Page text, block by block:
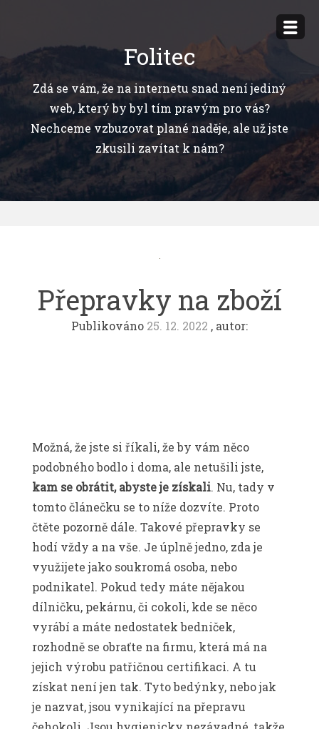
obsahu
Folitec
Zdá se vám, že na internetu snad není jediný
web, který by byl tím pravým pro vás?
Nechceme vzbuzovat plané naděje, ale už jste
zkusili zavítat k nám?
Přepravky na zboží
Publikováno 25. 12. 2022 , autor:
Možná, že jste si říkali, že by vám něco
podobného bodlo i doma, ale netušili jste,
kam se obrátit, abyste je získali. Nu, tady v
tomto článečku se to níže dozvíte. Proto
čtěte pozorně dále. Takové přepravky se
hodí vždy a na vše. Je úplně jedno, zda je
využijete jako soukromá osoba, nebo
podnikatel. Pokud tedy máte nějakou
dílničku, pekárnu, či cokoli, kde se něco
vyrábí a máte nedostatek bedniček,
rozhodně se obraťte na firmu, která má na
jejich výrobu patřičnou certifikaci. A tu
získat není jen tak. Tyto bedýnky, nebo jak
je nazvat, jsou vynikající na přepravu